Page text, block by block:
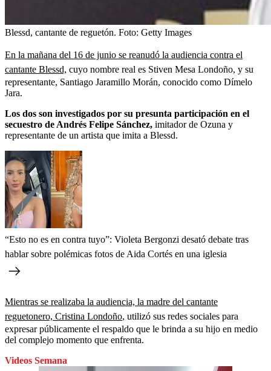
Blessd, cantante de reguetón. Foto: Getty Images
En la mañana del 16 de junio se reanudó la audiencia contra el
cantante Blessd, cuyo nombre real es Stiven Mesa Londoño, y su
representante, Santiago Jaramillo Morán, conocido como Dímelo
Jara.
Los dos son investigados por su presunta participación en el
secuestro de Andrés Felipe Sánchez, imitador de Ozuna y
representante de un artista que imita a Blessd.
“Esto no es en contra tuyo”: Violeta Bergonzi desató debate tras
hablar sobre polémicas fotos de Aida Cortés en una iglesia
Mientras se realizaba la audiencia, la madre del cantante
reguetonero, Cristina Londoño, utilizó sus redes sociales para
expresar públicamente el respaldo que le brinda a su hijo en medio
del complejo momento que enfrenta.
Videos Semana